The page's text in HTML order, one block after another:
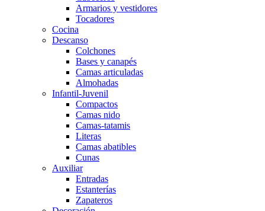
Armarios y vestidores
Tocadores
Cocina
Descanso
Colchones
Bases y canapés
Camas articuladas
Almohadas
Infantil-Juvenil
Compactos
Camas nido
Camas-tatamis
Literas
Camas abatibles
Cunas
Auxiliar
Entradas
Estanterías
Zapateros